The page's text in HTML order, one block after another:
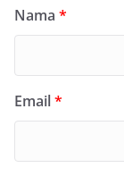
Nama *
Email*